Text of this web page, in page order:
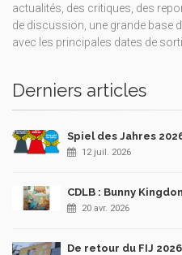
actualités, des critiques, des
de discussion, une grande base
avec les principales dates de
Derniers articles
Spiel des Jahres
12 juil. 2026
CDLB : Bunny
20 avr. 2026
De retour du FIJ 2026